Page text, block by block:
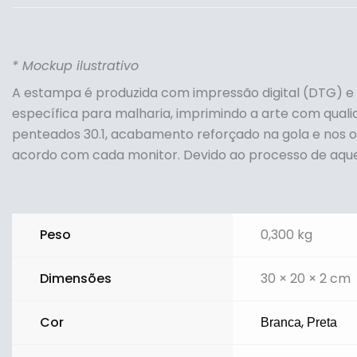
* Mockup ilustrativo
A estampa é produzida com impressão digital (DTG)
específica para malharia, imprimindo a arte com
penteados 30.1, acabamento reforçado na gola e
acordo com cada monitor. Devido ao processo de
Peso 0,300 kg
Dimensões 30 × 20 × 2 cm
Cor Branca, Preta